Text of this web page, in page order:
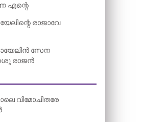
എന്റെ
രാജാവേ
സേന
രാജൻ
വിമോചിതരേ